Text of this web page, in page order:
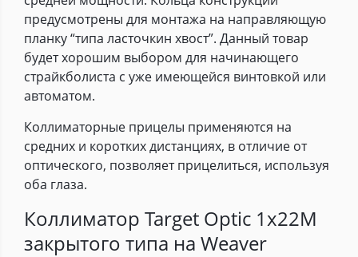
предусмотрены для монтажа на направляющую
планку “типа ласточкин хвост”. Данный товар
будет хорошим выбором для начинающего
страйкболиста с уже имеющейся винтовкой или
автоматом.
Коллиматорные прицелы применяются на
средних и коротких дистанциях, в отличие от
оптического, позволяет прицелиться, используя
оба глаза.
Коллиматор Target Optic 1х22М
закрытого типа на Weaver